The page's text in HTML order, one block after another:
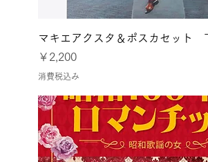
マキエアクスタ＆ポスカセット
価格
￥2,200
消費税込み